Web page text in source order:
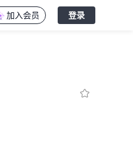
加入会员 登录